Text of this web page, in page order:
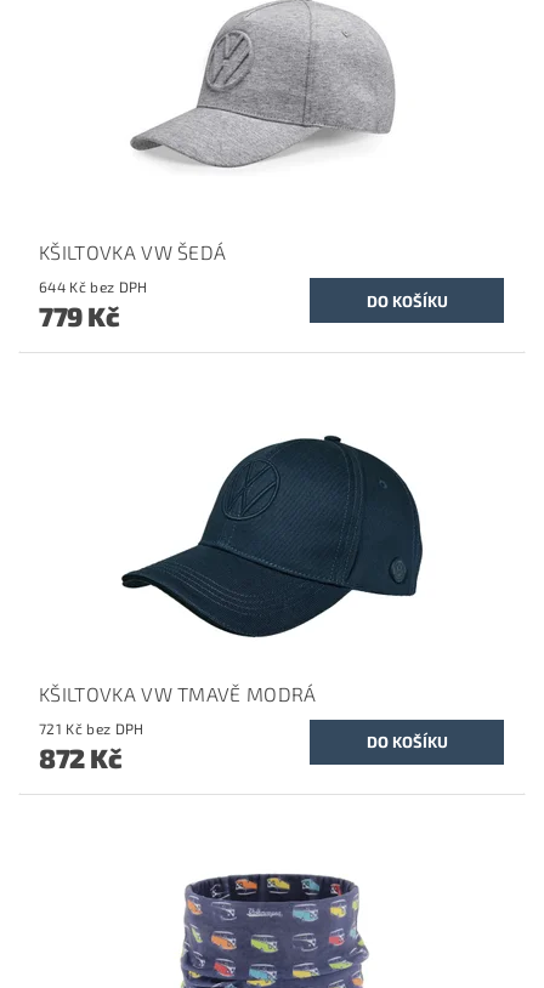
KŠILTOVKA VW ŠEDÁ
644 Kč bez DPH
779 Kč
KŠILTOVKA VW TMAVĚ MODRÁ
721 Kč bez DPH
872 Kč